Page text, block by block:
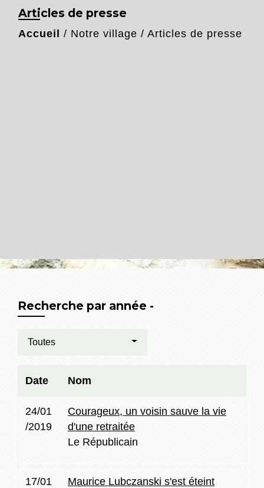
Articles de presse
Accueil / Notre village / Articles de presse
Recherche par année -
Toutes
Date Nom
24/01
/2019
Courageux, un voisin sauve la vie
d'une retraitée
Le Républicain
17/01
Maurice Lubczanski s'est éteint